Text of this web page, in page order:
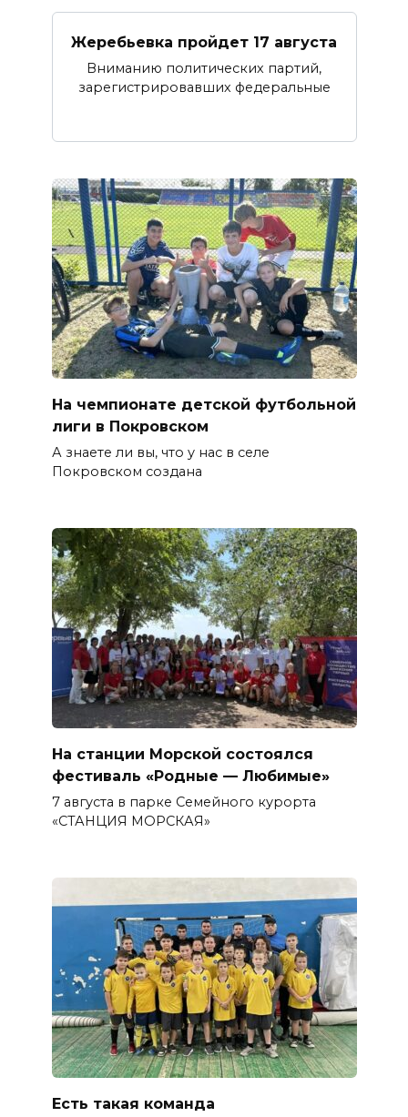
Жеребьевка пройдет 17 августа
Вниманию политических партий,
зарегистрировавших федеральные
На чемпионате детской футбольной
лиги в Покровском
А знаете ли вы, что у нас в селе
Покровском создана
На станции Морской состоялся
фестиваль «Родные — Любимые»
7 августа в парке Семейного курорта
«СТАНЦИЯ МОРСКАЯ»
Есть такая команда